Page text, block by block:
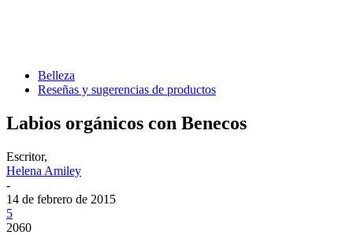
Belleza
Reseñas y sugerencias de productos
Labios orgánicos con Benecos
Escritor,
Helena Amiley
-
14 de febrero de 2015
5
2060